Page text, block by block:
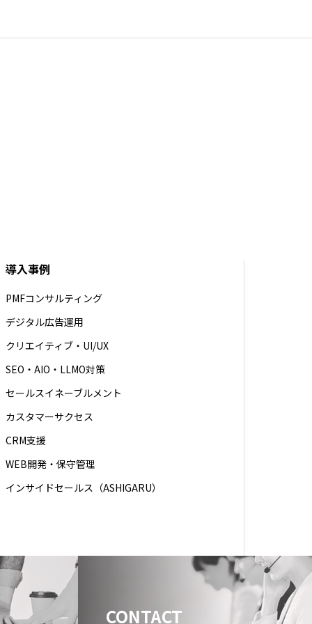
導入事例
PMFコンサルティング
デジタル広告運用
クリエイティブ・UI/UX
SEO・AIO・LLMO対策
セールスイネーブルメント
カスタマーサクセス
CRM支援
WEB開発・保守管理
インサイドセールス（ASHIGARU）
CONTACT